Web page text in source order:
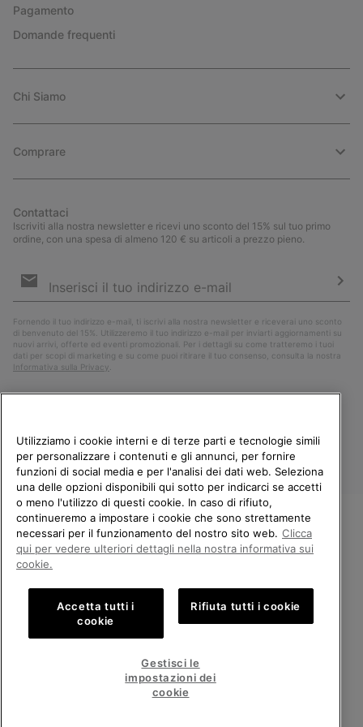
Pagamento
Domande frequenti
Chi Siamo
Comprare
Contattaci
Iscriviti alla nostra newsletter e ricevi uno sconto del 15% sul tuo primo
ordine, con una spesa di almeno 120 € su articoli a prezzo pieno.
e-
Fornendo il tuo indirizzo e-mail, ti iscrivi alla nostra newsletter e riceverai uno sconto
di benvenuto del 15%. Utilizzeremo il tuo indirizzo e-mail per inviarti aggiornamenti su
nuovi arrivi, offerte ed eventi promozionali. Per i dettagli su come tratteremo i tuoi
dati per scopi di marketing e su come puoi ritirare il tuo consenso, consulta la nostra
Informativa sulla Privacy
Italia
©2026Columbia Sportswear Company. Avenue des Morgines, 12 1213
Petit-Lancy Switzerland. Tutti i diritti riservati.
Politica sulla privacy Termini di utilizzo
Condizioni Generali di Vendita
Public CBCR
Servizio clienti: Lun. - Ven. 9:00 - 13:00 & 14:00 - 18:00
BENVENUTO/A IN SOREL.
SELEZIONA IL TUO PAESE DI
Shopping online disponibile
Utilizziamo i cookie interni e di terze parti e tecnologie simili
per personalizzare i contenuti e gli annunci, per fornire
funzioni di social media e per l'analisi dei dati web. Seleziona
una delle opzioni disponibili qui sotto per indicarci se accetti
o meno l'utilizzo di questi cookie. In caso di rifiuto,
continueremo a impostare i cookie che sono strettamente
necessari per il funzionamento del nostro sito web. Clicca
qui per vedere ulteriori dettagli nella nostra informativa sui
cookie.
Accetta tutti i
cookie
Rifiuta tutti i cookie
Gestisci le
impostazioni dei
cookie